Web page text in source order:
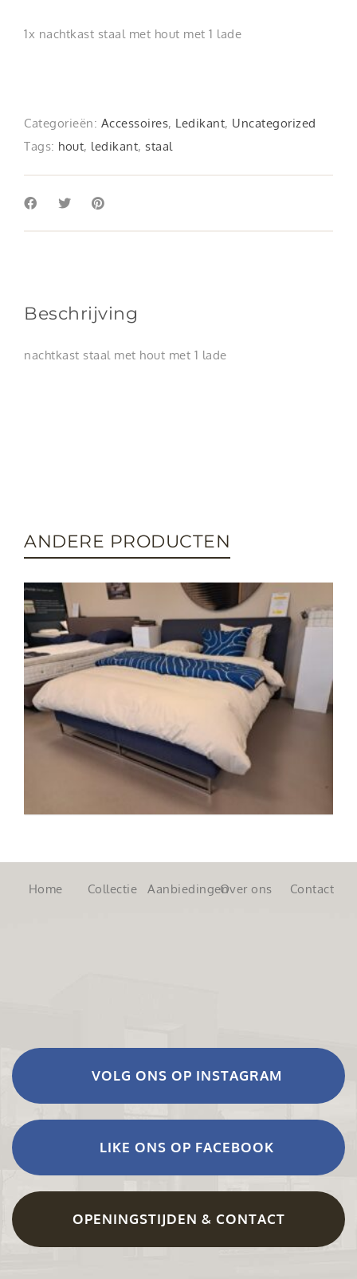
1x nachtkast staal met hout met 1 lade
Categorieën: Accessoires, Ledikant, Uncategorized
Tags: hout, ledikant, staal
Beschrijving
nachtkast staal met hout met 1 lade
ANDERE PRODUCTEN
Home Collectie AanbiedingenOver ons Contact
VOLG ONS OP INSTAGRAM
LIKE ONS OP FACEBOOK
OPENINGSTIJDEN & CONTACT